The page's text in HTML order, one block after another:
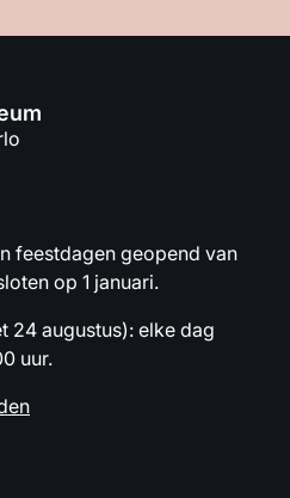
feestdagen geopend van
op 1 januari.
24 augustus): elke dag
uur.